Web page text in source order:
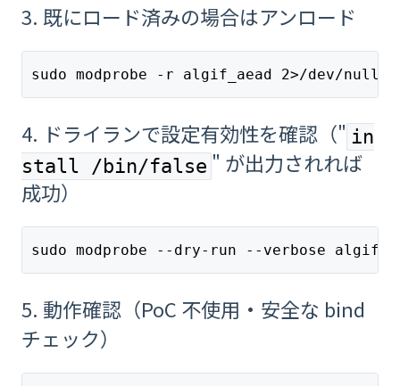
3. 既にロード済みの場合はアンロード
sudo modprobe -r algif_aead 2>/dev/null
4. ドライランで設定有効性を確認（" in
stall /bin/false " が出力されれば
成功）
sudo modprobe --dry-run --verbose
5. 動作確認（PoC 不使用・安全な bind
チェック）